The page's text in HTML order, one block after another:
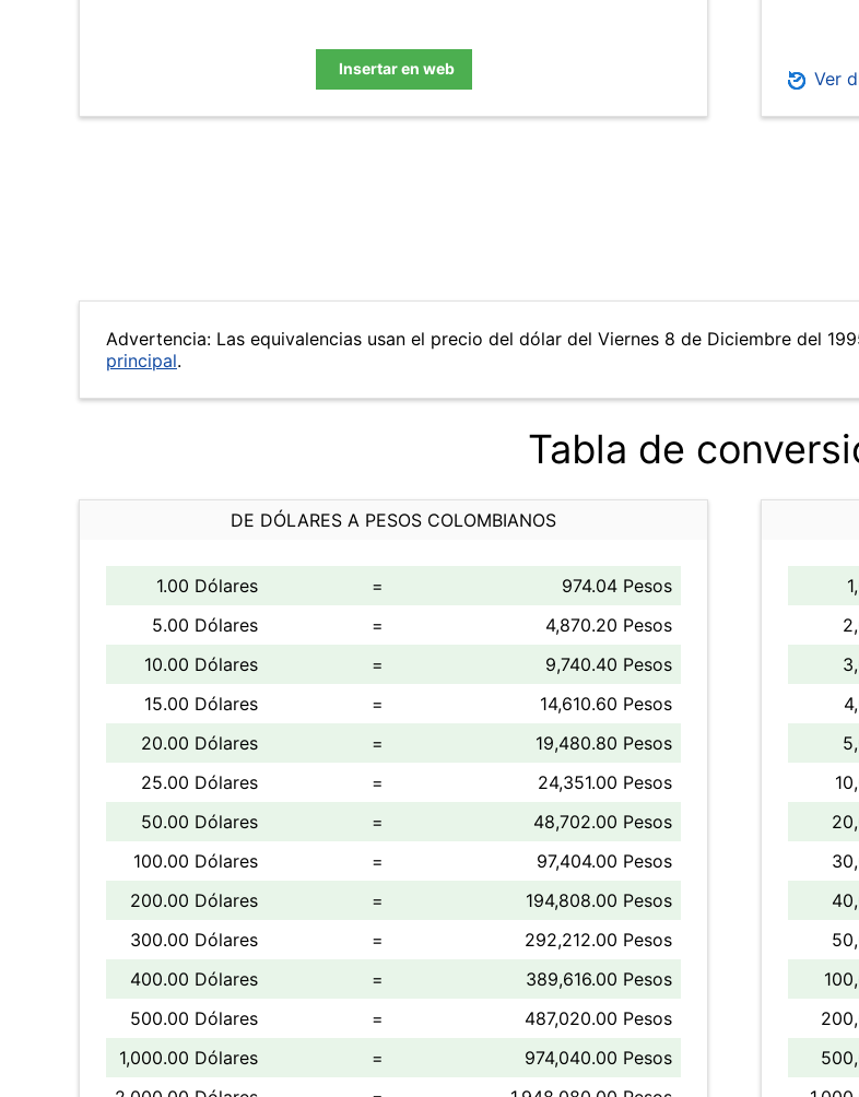
Insertar en web Ver
Advertencia: Las equivalencias usan el precio del dólar del Viernes 8 de Diciembre del
principal.
Tabla de
DE DÓLARES A PESOS COLOMBIANOS
1.00 Dólares =
974.04 Pesos
5.00 Dólares
=
4,870.20 Pesos
10.00 Dólares
=
9,740.40 Pesos
15.00 Dólares
=
14,610.60 Pesos
20.00 Dólares
=
19,480.80 Pesos
25.00 Dólares
=
24,351.00 Pesos
50.00 Dólares
=
48,702.00 Pesos
100.00 Dólares
=
97,404.00 Pesos
200.00 Dólares
=
194,808.00 Pesos
300.00 Dólares
=
292,212.00 Pesos
400.00 Dólares
=
389,616.00 Pesos
500.00 Dólares
=
487,020.00 Pesos
1,000.00 Dólares
=
974,040.00 Pesos